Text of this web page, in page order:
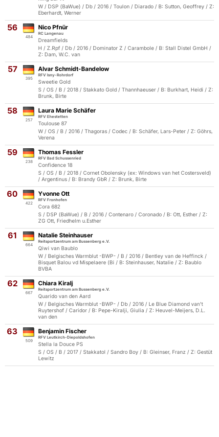
W / DSP (BaWue) / Db / 2016 / Toulon / Diarado / B: Sutton, Geoffrey / Z:
Eberhardt, Werner
56
484
Nico Pfnür
RC Langenau
Dreamfields
H / Z.Rpf / Db / 2016 / Dominator Z / Carambole / B: Stall Distel GmbH /
Z: Dam, W.C. van
57
395
Alvar Schmidt-Bandelow
RFV Isny-Rohrdorf
Sweetie Gold
S / OS / B / 2018 / Stakkato Gold / Thannhaeuser / B: Burkhart, Heidi / Z:
Brunk, Birte
58
257
Laura Marie Schäfer
RFV Ehestetten
Toulouse 87
W / OS / B / 2016 / Thagoras / Codec / B: Schäfer, Lars-Peter / Z: Göhrs,
Verena
59
238
Thomas Fessler
RFV Bad Schussenried
Confidence 18
S / OS / B / 2018 / Cornet Obolensky (ex: Windows van het Costersveld)
/ Argentinus / B: Brandy GbR / Z: Brunk, Birte
60
422
Yvonne Ott
RFV Fronhofen
Cora 682
S / DSP (BaWue) / B / 2016 / Contenaro / Coronado / B: Ott, Esther / Z:
ZG Ott, Friedhelm u.Esther
61
664
Natalie Steinhauser
Reitsportzentrum am Bussenberg e.V.
Qiwi van Baublo
W / Belgisches Warmblut -BWP- / B / 2016 / Bentley van de Heffinck /
Bisquet Balou vd Mispelaere (Bi / B: Steinhauser, Natalie / Z: Baublo
BVBA
62
667
Chiara Kiralj
Reitsportzentrum am Bussenberg e.V.
Quarido van den Aard
W / Belgisches Warmblut -BWP- / Db / 2016 / Le Blue Diamond van't
Ruytershof / Caridor / B: Pepe-Kiralji, Giulia / Z: Heuvel-Meijers, D.L.
van den
63
509
Benjamin Fischer
RFV Leutkirch-Diepoldshofen
Stella la Douce PS
S / OS / B / 2017 / Stakkatol / Sandro Boy / B: Gleinser, Franz / Z: Gestüt
Lewitz